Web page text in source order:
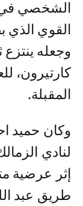
الشخصي في
القوي الذي
وجعله
كارتيرون،
المقبلة.
وكان حميد
إثر عرضية
طريق عبد